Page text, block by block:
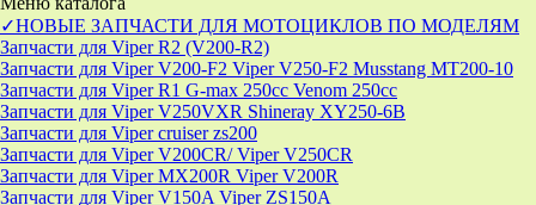
✓НОВЫЕ ЗАПЧАСТИ ДЛЯ МОТОЦИКЛОВ ПО МОДЕЛЯМ
Запчасти для Viper R2 (V200-R2)
Запчасти для Viper V200-F2 Viper V250-F2 Musstang MT200-10
Запчасти для Viper R1 G-max 250cc Venom 250cc
Запчасти для Viper V250VXR Shineray XY250-6B
Запчасти для Viper cruiser zs200
Запчасти для Viper V200CR/ Viper V250CR
Запчасти для Viper MX200R Viper V200R
Запчасти для Viper V150A Viper ZS150A